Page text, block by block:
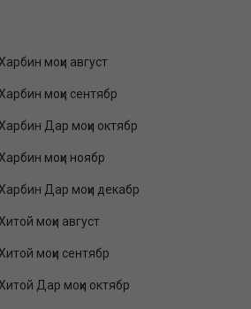
моҳи август
моҳи сентябр
Дар моҳи октябр
моҳи ноябр
Дар моҳи декабр
моҳи август
моҳи сентябр
Дар моҳи октябр